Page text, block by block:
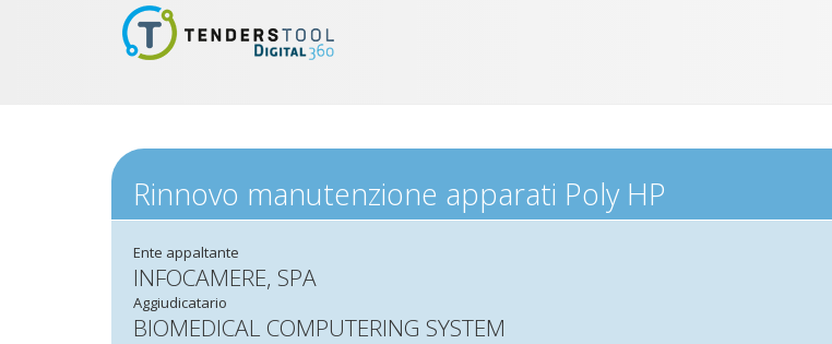
Rinnovo manutenzione apparati Poly HP
Ente appaltante
INFOCAMERE, SPA
Aggiudicatario
BIOMEDICAL COMPUTERING SYSTEM